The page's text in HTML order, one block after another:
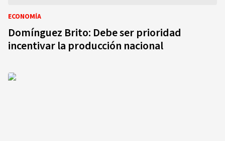
ECONOMÍA
Domínguez Brito: Debe ser prioridad
incentivar la producción nacional